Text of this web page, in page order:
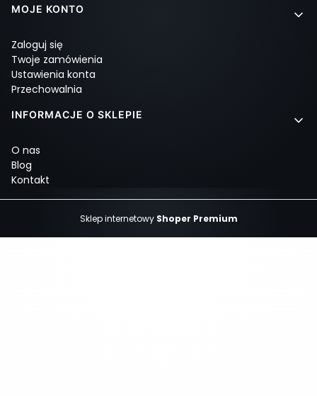
MOJE KONTO
Zaloguj się
Twoje zamówienia
Ustawienia konta
Przechowalnia
INFORMACJE O SKLEPIE
O nas
Blog
Kontakt
Sklep internetowy Shoper Premium